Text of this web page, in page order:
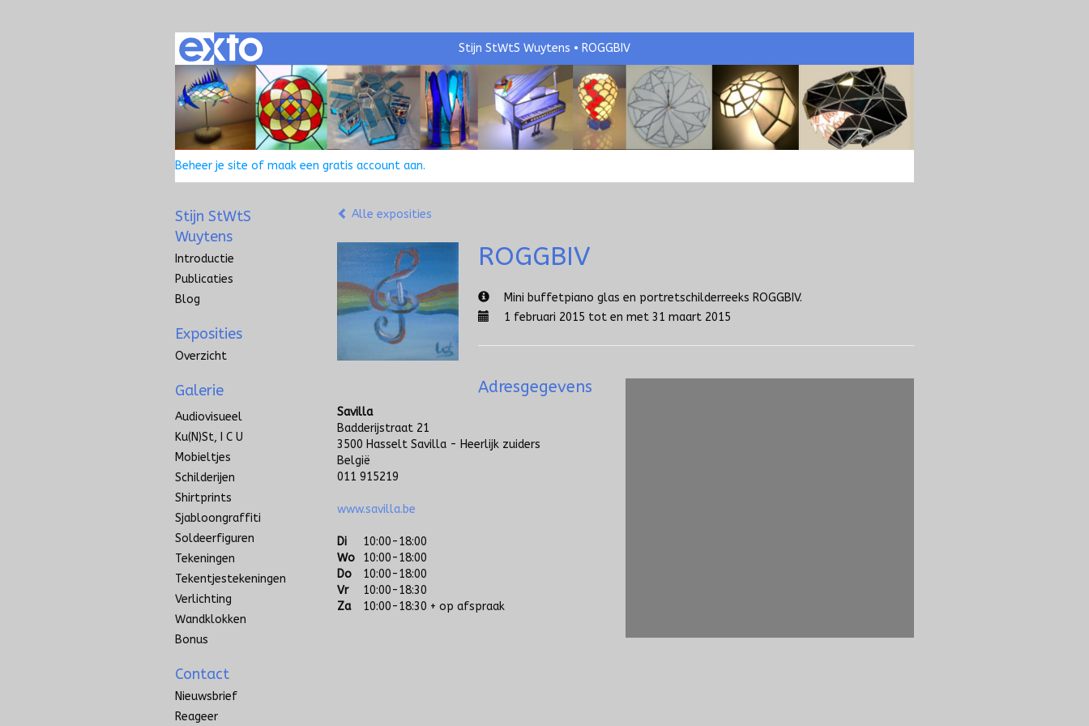
Stijn StWtS Wuytens ROGGBIV
Beheer je site of maak een gratis account aan.
Alle exposities
ROGGBIV
Mini buffetpiano glas en portretschilderreeks ROGGBIV.
1 februari 2015 tot en met 31 maart 2015
Adresgegevens
Savilla
Badderijstraat 21
3500 Hasselt Savilla - Heerlijk zuiders
België
011 915219
www.savilla.be
Di
10:00-18:00
Wo
10:00-18:00
Do
10:00-18:00
Vr
10:00-18:30
Za
10:00-18:30 + op afspraak
Stijn StWtS
Wuytens
Introductie
Publicaties
Blog
Exposities
Overzicht
Galerie
Audiovisueel
Ku(n)st, I C U
Mobieltjes
Schilderijen
Shirtprints
Sjabloongraffiti
Soldeerfiguren
Tekeningen
Tekentjestekeningen
Verlichting
Wandklokken
Bonus
Contact
Nieuwsbrief
Reageer